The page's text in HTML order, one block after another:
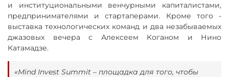
и институциональными венчурными капиталистами,
предпринимателями и стартаперами. Кроме того -
выставка технологических команд и два незабываемых
джазовых вечера с Алексеем Коганом и Нино
Катамадзе.
«Mind Invest Summit – площадка для того, чтобы